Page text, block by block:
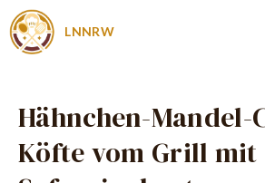
Zum
Inhalt
LNNRW
Hähnchen-
Köfte vom Grill mit